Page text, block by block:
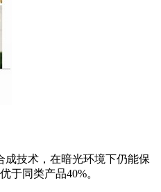
成技术，在暗光环境下仍能保
于同类产品40%。